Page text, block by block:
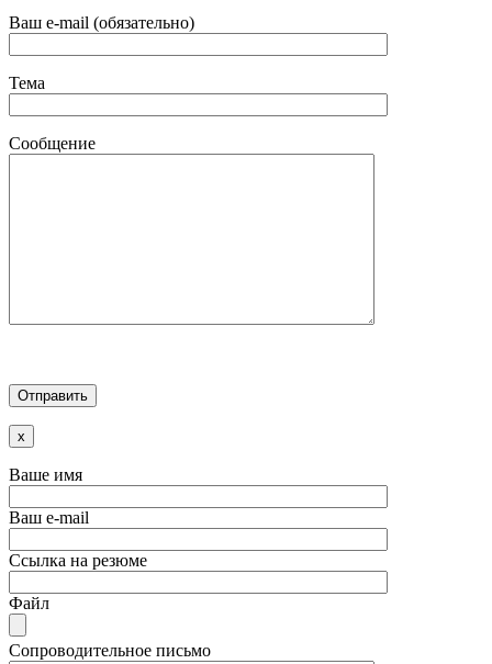
Ваш e-mail (обязательно)
Тема
Сообщение
x
Ваше имя
Ваш e-mail
Ссылка на резюме
Файл
Сопроводительное письмо